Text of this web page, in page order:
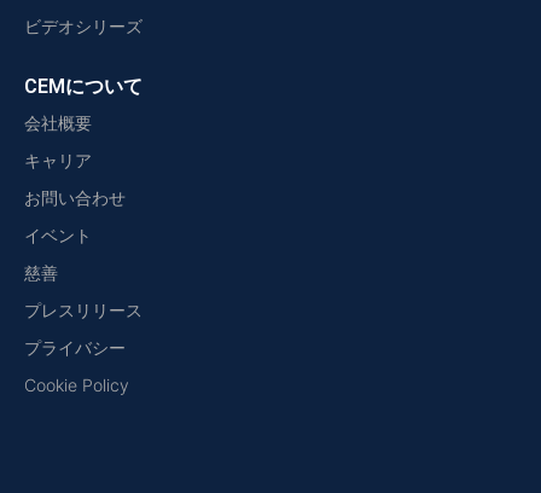
ビデオシリーズ
CEMについて
会社概要
キャリア
お問い合わせ
イベント
慈善
プレスリリース
プライバシー
Cookie Policy